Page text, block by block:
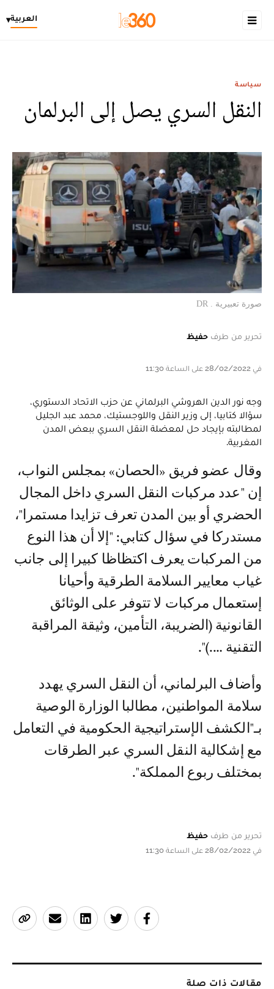
العربية▾
سياسة
النقل السري يصل إلى البرلمان
صورة تعبيرية . DR
تحرير من طرف حفيظ
في 28/02/2022 على الساعة 11:30
وجه نور الدين الهروشي البرلماني عن حزب الاتحاد الدستوري،
سؤالا كتابيا، إلى وزير النقل واللوجستيك، محمد عبد الجليل
لمطالبته بإيجاد حل لمعضلة النقل السري ببعض المدن
المغربية.
وقال عضو فريق «الحصان» بمجلس النواب،
إن "عدد مركبات النقل السري داخل المجال
الحضري أو بين المدن تعرف تزايدا مستمرا"،
مستدركا في سؤال كتابي: "إلا أن هذا النوع
من المركبات يعرف اكتظاظا كبيرا إلى جانب
غياب معايير السلامة الطرقية وأحيانا
إستعمال مركبات لا تتوفر على الوثائق
القانونية (الضريبة، التأمين، وثيقة المراقبة
التقنية ….)".
وأضاف البرلماني، أن النقل السري يهدد
سلامة المواطنين، مطالبا الوزارة الوصية
بـ"الكشف الإستراتيجية الحكومية في التعامل
مع إشكالية النقل السري عبر الطرقات
بمختلف ربوع المملكة".
تحرير من طرف حفيظ
في 28/02/2022 على الساعة 11:30
مقالات ذات صلة